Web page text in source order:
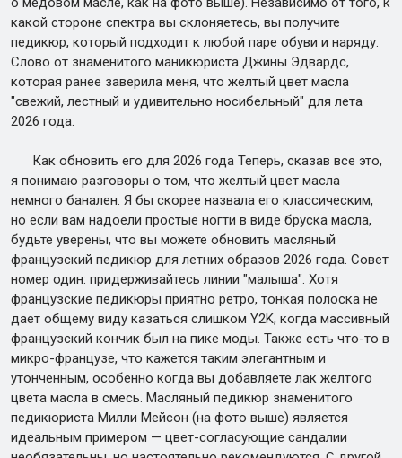
какой стороне спектра вы склоняетесь, вы получите
педикюр, который подходит к любой паре обуви и наряду.
Слово от знаменитого маникюриста Джины Эдвардс,
которая ранее заверила меня, что желтый цвет масла
"свежий, лестный и удивительно носибельный" для лета
2026 года.
Как обновить его для 2026 года Теперь, сказав все это,
я понимаю разговоры о том, что желтый цвет масла
немного банален. Я бы скорее назвала его классическим,
но если вам надоели простые ногти в виде бруска масла,
будьте уверены, что вы можете обновить масляный
французский педикюр для летних образов 2026 года. Совет
номер один: придерживайтесь линии "малыша". Хотя
французские педикюры приятно ретро, тонкая полоска не
дает общему виду казаться слишком Y2K, когда массивный
французский кончик был на пике моды. Также есть что-то в
микро-французе, что кажется таким элегантным и
утонченным, особенно когда вы добавляете лак желтого
цвета масла в смесь. Масляный педикюр знаменитого
педикюриста Милли Мейсон (на фото выше) является
идеальным примером — цвет-согласующие сандалии